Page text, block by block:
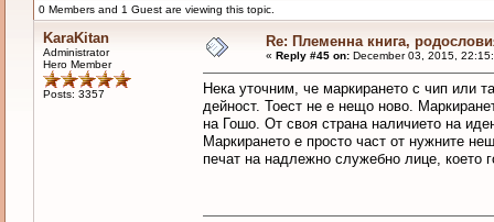
0 Members and 1 Guest are viewing this topic.
KaraKitan
Administrator
Hero Member
Posts: 3357
Re: Племенна книга,
« Reply #45 on:December 03, 2015,
Нека уточним, че маркирането с чип или
дейност. Тоест не е нещо ново.
на Гошо. От своя страна наличието на
Маркирането е просто част от нужните
печат на надлежно служебно лице, което